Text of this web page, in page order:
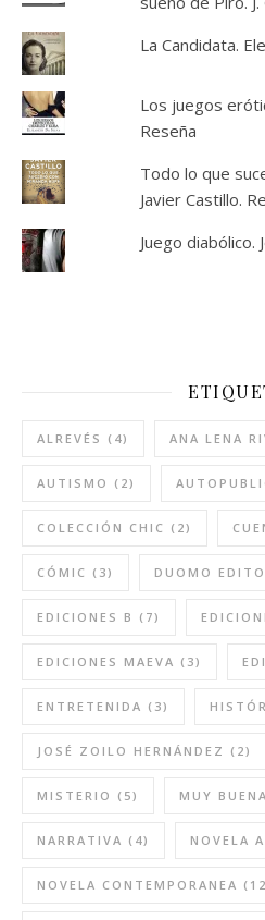
La Candidata.
Los juegos
Reseña
Todo lo que
Javier Castillo.
Juego diabólico.
ALREVÉS (4) ANA LENA
AUTISMO (2)
COLECCIÓN CHIC (2)
CÓMIC (3) DUOMO
EDICIONES B (7)
EDICIONES MAEVA (3)
ENTRETENIDA (3)
JOSÉ ZOILO HERNÁNDEZ (2)
MISTERIO (5) MUY BUENA
NARRATIVA (4) NOVELA
NOVELA CONTEMPORANEA